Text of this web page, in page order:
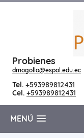
Probienes
dmogollo@espol.edu.ec
Tel. +593989812431
Cel. +593989812431
MENÚ